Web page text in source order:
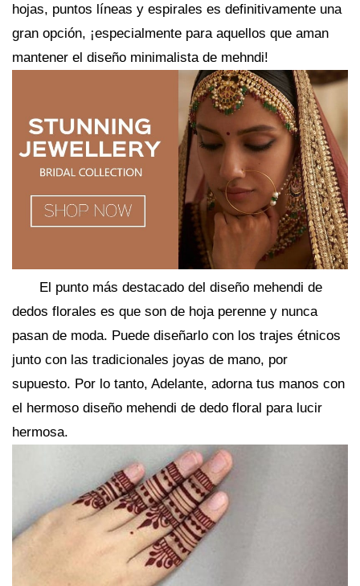
hojas, puntos líneas y espirales es definitivamente una
gran opción, ¡especialmente para aquellos que aman
mantener el diseño minimalista de mehndi!
El punto más destacado del diseño mehendi de
dedos florales es que son de hoja perenne y nunca
pasan de moda. Puede diseñarlo con los trajes étnicos
junto con las tradicionales joyas de mano, por
supuesto. Por lo tanto, Adelante, adorna tus manos con
el hermoso diseño mehendi de dedo floral para lucir
hermosa.